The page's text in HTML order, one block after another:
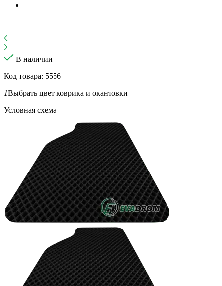
В наличии
Код товара: 5556
1Выбрать цвет коврика и окантовки
Условная схема